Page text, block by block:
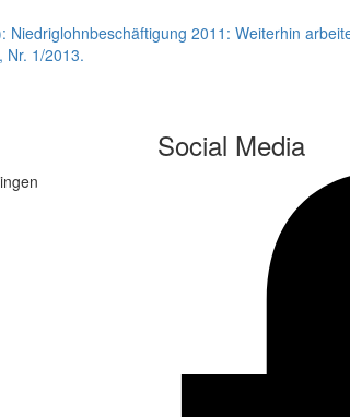
Niedriglohnbeschäftigung 2011: Weiterhin
Nr. 1/2013.
Social Media